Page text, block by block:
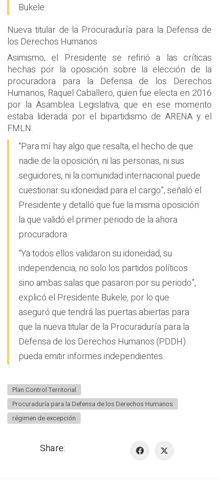
Bukele.
Nueva titular de la Procuraduría para la Defensa de
los Derechos Humanos
Asimismo, el Presidente se refirió a las críticas
hechas por la oposición sobre la elección de la
procuradora para la Defensa de los Derechos
Humanos, Raquel Caballero, quien fue electa en 2016
por la Asamblea Legislativa, que en ese momento
estaba liderada por el bipartidismo de ARENA y el
FMLN.
“Para mí hay algo que resalta, el hecho de que
nadie de la oposición, ni las personas, ni sus
seguidores, ni la comunidad internacional puede
cuestionar su idoneidad para el cargo”, señaló el
Presidente y detalló que fue la misma oposición
la que validó el primer periodo de la ahora
procuradora.
“Ya todos ellos validaron su idoneidad, su
independencia, no solo los partidos políticos
sino ambas salas que pasaron por su periodo”,
explicó el Presidente Bukele, por lo que
aseguró que tendrá las puertas abiertas para
que la nueva titular de la Procuraduría para la
Defensa de los Derechos Humanos (PDDH)
pueda emitir informes independientes.
Plan Control Territorial
Procuraduría para la Defensa de los Derechos Humanos
régimen de excepción
Share: